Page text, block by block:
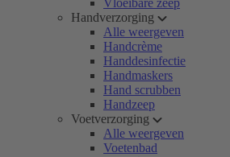
Vloeibare zeep
Handverzorging
Alle weergeven
Handcrème
Handdesinfectie
Handmaskers
Hand scrubben
Handzeep
Voetverzorging
Alle weergeven
Voetenbad